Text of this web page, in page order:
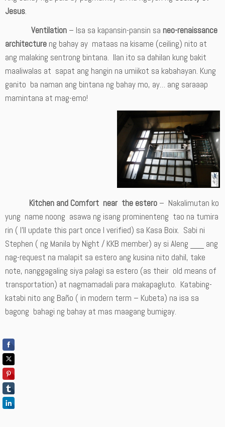
Jesus.
Ventilation – Isa sa kapansin-pansin sa neo-renaissance
architecture ng bahay ay mataas na kisame (ceiling) nito at
ang malaking sentrong bintana. Ilan ito sa dahilan kung bakit
maaliwalas at sapat ang hangin na umiikot sa kabahayan. Kung
ganito ba naman ang bintana ng bahay mo, ay… ang saraaap
mamintana at mag-emo!
Kitchen and Comfort near the estero – Nakalimutan ko
yung name noong asawa ng isang prominenteng tao na tumira
rin ( I’ll update this part once I verified) sa Kasa Boix. Sabi ni
Stephen ( ng Manila by Night / KKB member) ay si Aleng ___ ang
nag-request na malapit sa estero ang kusina nito dahil, take
note, nanggagaling siya palagi sa estero (as their old means of
transportation) at nagmamadali para makapagluto. Katabing-
katabi nito ang Baño ( in modern term – Kubeta) na isa sa
bagong bahagi ng bahay at mas maagang bumigay.